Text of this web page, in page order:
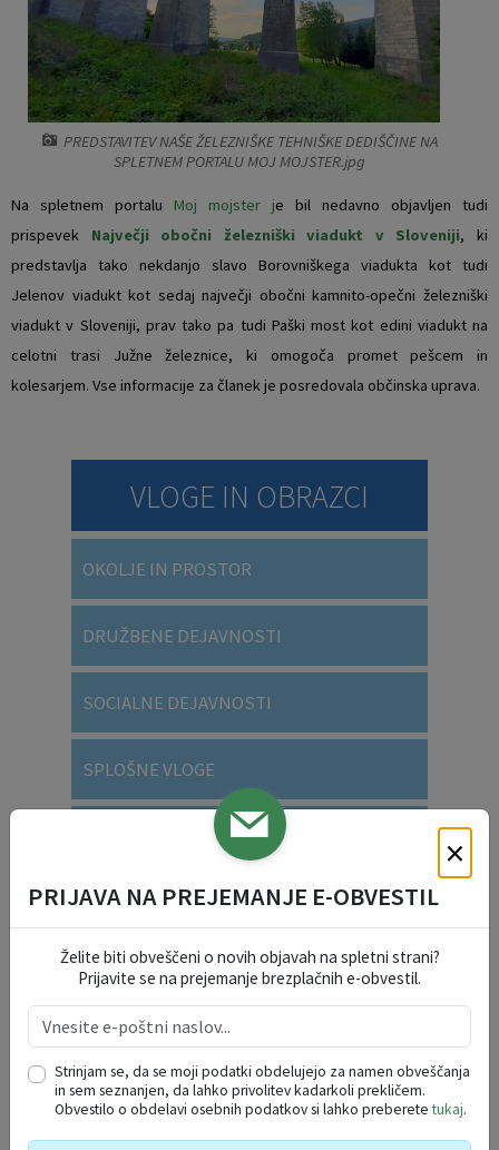
PREDSTAVITEV NAŠE ŽELEZNIŠKE TEHNIŠKE DEDIŠČINE NA
SPLETNEM PORTALU MOJ MOJSTER.jpg
Na spletnem portalu Moj mojster je bil nedavno objavljen tudi
prispevek Največji obočni železniški viadukt v Sloveniji, ki
predstavlja tako nekdanjo slavo Borovniškega viadukta kot tudi
Jelenov viadukt kot sedaj največji obočni kamnito-opečni železniški
viadukt v Sloveniji, prav tako pa tudi Paški most kot edini viadukt na
celotni trasi Južne železnice, ki omogoča promet pešcem in
kolesarjem. Vse informacije za članek je posredovala občinska uprava.
VLOGE IN OBRAZCI
OKOLJE IN PROSTOR
DRUŽBENE DEJAVNOSTI
SOCIALNE DEJAVNOSTI
SPLOŠNE VLOGE
VARSTVO OSEBNIH PODATKOV
DOGODKI V REGIJI
po
to sr
27 28 29 30 31 1
2
3
4 5 6 7 8
9
Vaški odbori
Naselja v občini
Organigram
Varstvo osebnih podatkov
Katalog informacij javnega značaja
Prostorski akti občine
Predpisi in odloki
Občinski časopis
Proračun občine
×
PRIJAVA NA PREJEMANJE E-OBVESTIL
Želite biti obveščeni o novih objavah na spletni strani?
Prijavite se na prejemanje brezplačnih e-obvestil.
Strinjam se, da se moji podatki obdelujejo za namen obveščanja
in sem seznanjen, da lahko privolitev kadarkoli prekličem.
Obvestilo o obdelavi osebnih podatkov si lahko preberetetukaj.